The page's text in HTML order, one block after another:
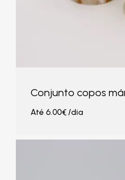
Conjunto copos
Até 6.00€/dia